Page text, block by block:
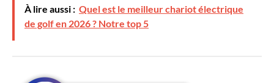
À lire aussi : Quel est le meilleur chariot électrique
de golf en 2026 ? Notre top 5